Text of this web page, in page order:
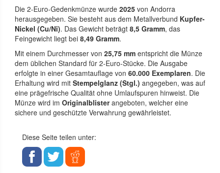
Die 2-Euro-Gedenkmünze wurde 2025 von Andorra
herausgegeben. Sie besteht aus dem Metallverbund Kupfer-
Nickel (Cu/Ni). Das Gewicht beträgt 8,5 Gramm, das
Feingewicht liegt bei 8,49 Gramm.
Mit einem Durchmesser von 25,75 mm entspricht die Münze
dem üblichen Standard für 2-Euro-Stücke. Die Ausgabe
erfolgte in einer Gesamtauflage von 60.000 Exemplaren. Die
Erhaltung wird mit Stempelglanz (Stgl.) angegeben, was auf
eine prägefrische Qualität ohne Umlaufspuren hinweist. Die
Münze wird im Originalblisterangeboten, welcher eine
sichere und geschützte Verwahrung gewährleistet.
Diese Seite teilen unter: